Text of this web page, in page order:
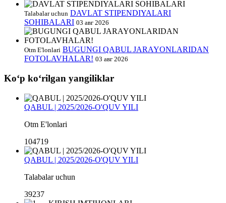
Talabalar uchun DAVLAT STIPENDIYALARI
SOHIBALARI 03 авг 2026
Otm E'lonlari BUGUNGI QABUL JARAYONLARIDAN
FOTOLAVHALAR! 03 авг 2026
Koʻp koʻrilgan yangiliklar
QABUL | 2025/2026-O'QUV YILI
Otm E'lonlari
104719
QABUL | 2025/2026-O'QUV YILI
Talabalar uchun
39237